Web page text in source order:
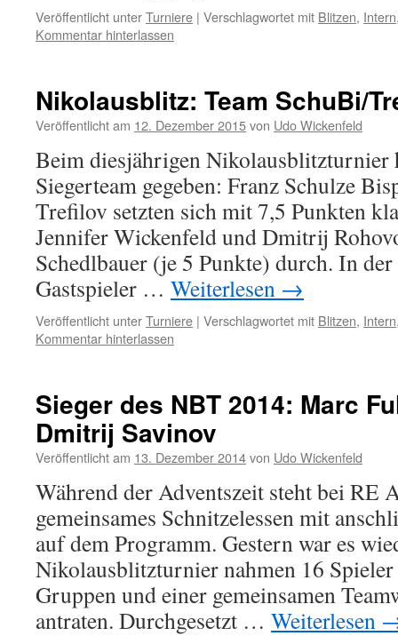
Veröffentlicht unterTurniere | Verschlagwortet mit Blitzen, Intern
Kommentar hinterlassen
Nikolausblitz: Team SchuBi/
Veröffentlicht am 12. Dezember 2015von Udo Wickenfeld
Beim diesjährigen Nikolausblitzturnier
Siegerteam gegeben: Franz Schulze
Trefilov setzten sich mit 7,5 Punkten
Jennifer Wickenfeld und Dmitrij
Schedlbauer (je 5 Punkte) durch. In
Gastspieler … Weiterlesen →
Veröffentlicht unterTurniere | Verschlagwortet mit Blitzen, Intern
Kommentar hinterlassen
Sieger des NBT 2014: Marc
Dmitrij Savinov
Veröffentlicht am 13. Dezember 2014von Udo Wickenfeld
Während der Adventszeit steht bei RE
gemeinsames Schnitzelessen mit
auf dem Programm. Gestern war es
Nikolausblitzturnier nahmen 16
Gruppen und einer gemeinsamen
antraten. Durchgesetzt … Weiterlesen